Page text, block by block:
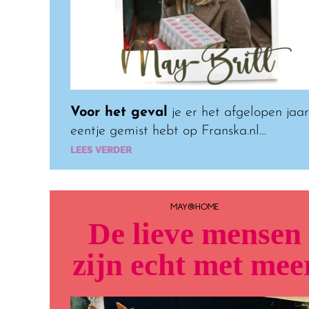
Voor het geval
je er het afgelopen jaar
eentje gemist hebt op Franska.nl…
LEES VERDER
MAY@HOME
De lieve mensen
zijn echt met